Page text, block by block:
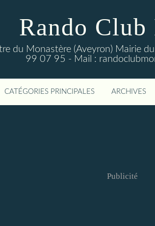
Rando Club
du Monastère (Aveyron) Mairie
99 07 95 - Mail :
CATÉGORIES PRINCIPALES ARCHIVES
Publicité